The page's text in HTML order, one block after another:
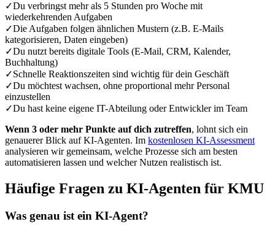
✓Du verbringst mehr als 5 Stunden pro Woche mit
wiederkehrenden Aufgaben
✓Die Aufgaben folgen ähnlichen Mustern (z.B. E-Mails
kategorisieren, Daten eingeben)
✓Du nutzt bereits digitale Tools (E-Mail, CRM, Kalender,
Buchhaltung)
✓Schnelle Reaktionszeiten sind wichtig für dein Geschäft
✓Du möchtest wachsen, ohne proportional mehr Personal
einzustellen
✓Du hast keine eigene IT-Abteilung oder Entwickler im Team
Wenn 3 oder mehr Punkte auf dich zutreffen, lohnt sich ein
genauerer Blick auf KI-Agenten. Im kostenlosen KI-Assessment
analysieren wir gemeinsam, welche Prozesse sich am besten
automatisieren lassen und welcher Nutzen realistisch ist.
Häufige Fragen zu KI-Agenten für KMU
Was genau ist ein KI-Agent?